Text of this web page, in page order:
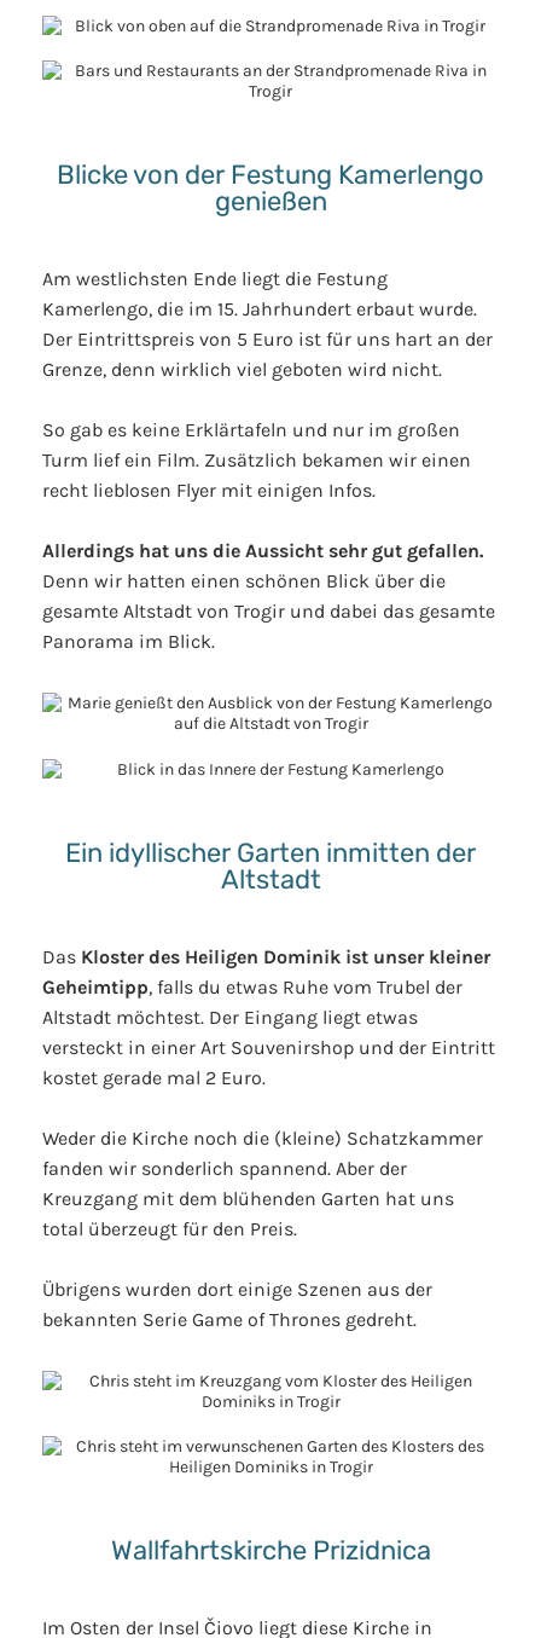
Blicke von der Festung Kamerlengo
genießen
Am westlichsten Ende liegt die Festung
Kamerlengo, die im 15. Jahrhundert erbaut wurde.
Der Eintrittspreis von 5 Euro ist für uns hart an der
Grenze, denn wirklich viel geboten wird nicht.
So gab es keine Erklärtafeln und nur im großen
Turm lief ein Film. Zusätzlich bekamen wir einen
recht lieblosen Flyer mit einigen Infos.
Allerdings hat uns die Aussicht sehr gut gefallen.
Denn wir hatten einen schönen Blick über die
gesamte Altstadt von Trogir und dabei das gesamte
Panorama im Blick.
Ein idyllischer Garten inmitten der
Altstadt
Das Kloster des Heiligen Dominik ist unser kleiner
Geheimtipp, falls du etwas Ruhe vom Trubel der
Altstadt möchtest. Der Eingang liegt etwas
versteckt in einer Art Souvenirshop und der Eintritt
kostet gerade mal 2 Euro.
Weder die Kirche noch die (kleine) Schatzkammer
fanden wir sonderlich spannend. Aber der
Kreuzgang mit dem blühenden Garten hat uns
total überzeugt für den Preis.
Übrigens wurden dort einige Szenen aus der
bekannten Serie Game of Thrones gedreht.
Wallfahrtskirche Prizidnica
Im Osten der Insel Čiovo liegt diese Kirche in